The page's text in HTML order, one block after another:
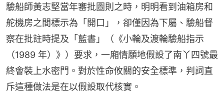
驗船師黃志堅當年審批圖則之時，明明看到油箱房和
舵機房之間標示為「開口」，卻僅因為下屬、驗船督
察在批註時提及「藍書」（《小輪及渡輪驗船指示
（1989 年）》）要求，一廂情願地假設了南丫四號最
終會裝上水密門。對於性命攸關的安全標準，判詞直
斥這種做法是在以假設取代核實。